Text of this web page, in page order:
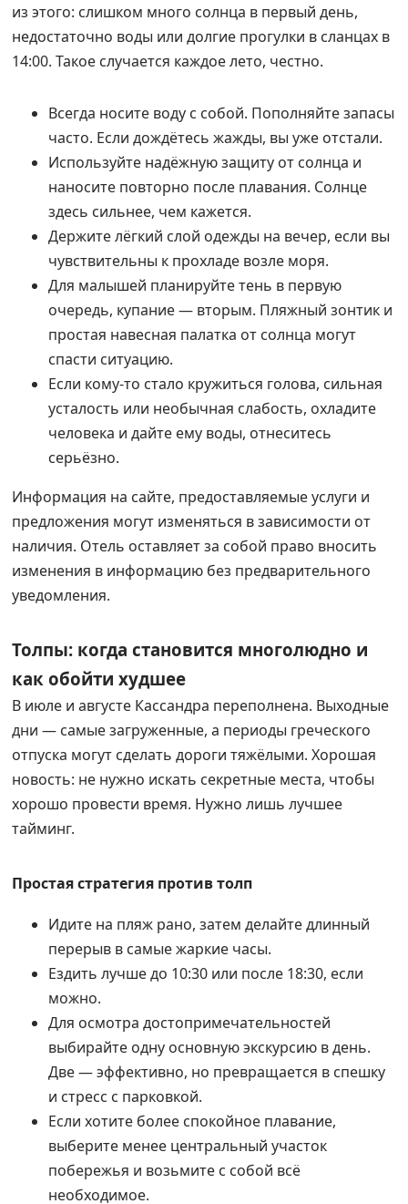
из этого: слишком много солнца в первый день,
недостаточно воды или долгие прогулки в сланцах в
14:00. Такое случается каждое лето, честно.
Всегда носите воду с собой. Пополняйте запасы
часто. Если дождётесь жажды, вы уже отстали.
Используйте надёжную защиту от солнца и
наносите повторно после плавания. Солнце
здесь сильнее, чем кажется.
Держите лёгкий слой одежды на вечер, если вы
чувствительны к прохладе возле моря.
Для малышей планируйте тень в первую
очередь, купание — вторым. Пляжный зонтик и
простая навесная палатка от солнца могут
спасти ситуацию.
Если кому-то стало кружиться голова, сильная
усталость или необычная слабость, охладите
человека и дайте ему воды, отнеситесь
серьёзно.
Информация на сайте, предоставляемые услуги и
предложения могут изменяться в зависимости от
наличия. Отель оставляет за собой право вносить
изменения в информацию без предварительного
уведомления.
Толпы: когда становится многолюдно и
как обойти худшее
В июле и августе Кассандра переполнена. Выходные
дни — самые загруженные, а периоды греческого
отпуска могут сделать дороги тяжёлыми. Хорошая
новость: не нужно искать секретные места, чтобы
хорошо провести время. Нужно лишь лучшее
тайминг.
Простая стратегия против толп
Идите на пляж рано, затем делайте длинный
перерыв в самые жаркие часы.
Ездить лучше до 10:30 или после 18:30, если
можно.
Для осмотра достопримечательностей
выбирайте одну основную экскурсию в день.
Две — эффективно, но превращается в спешку
и стресс с парковкой.
Если хотите более спокойное плавание,
выберите менее центральный участок
побережья и возьмите с собой всё
необходимое.